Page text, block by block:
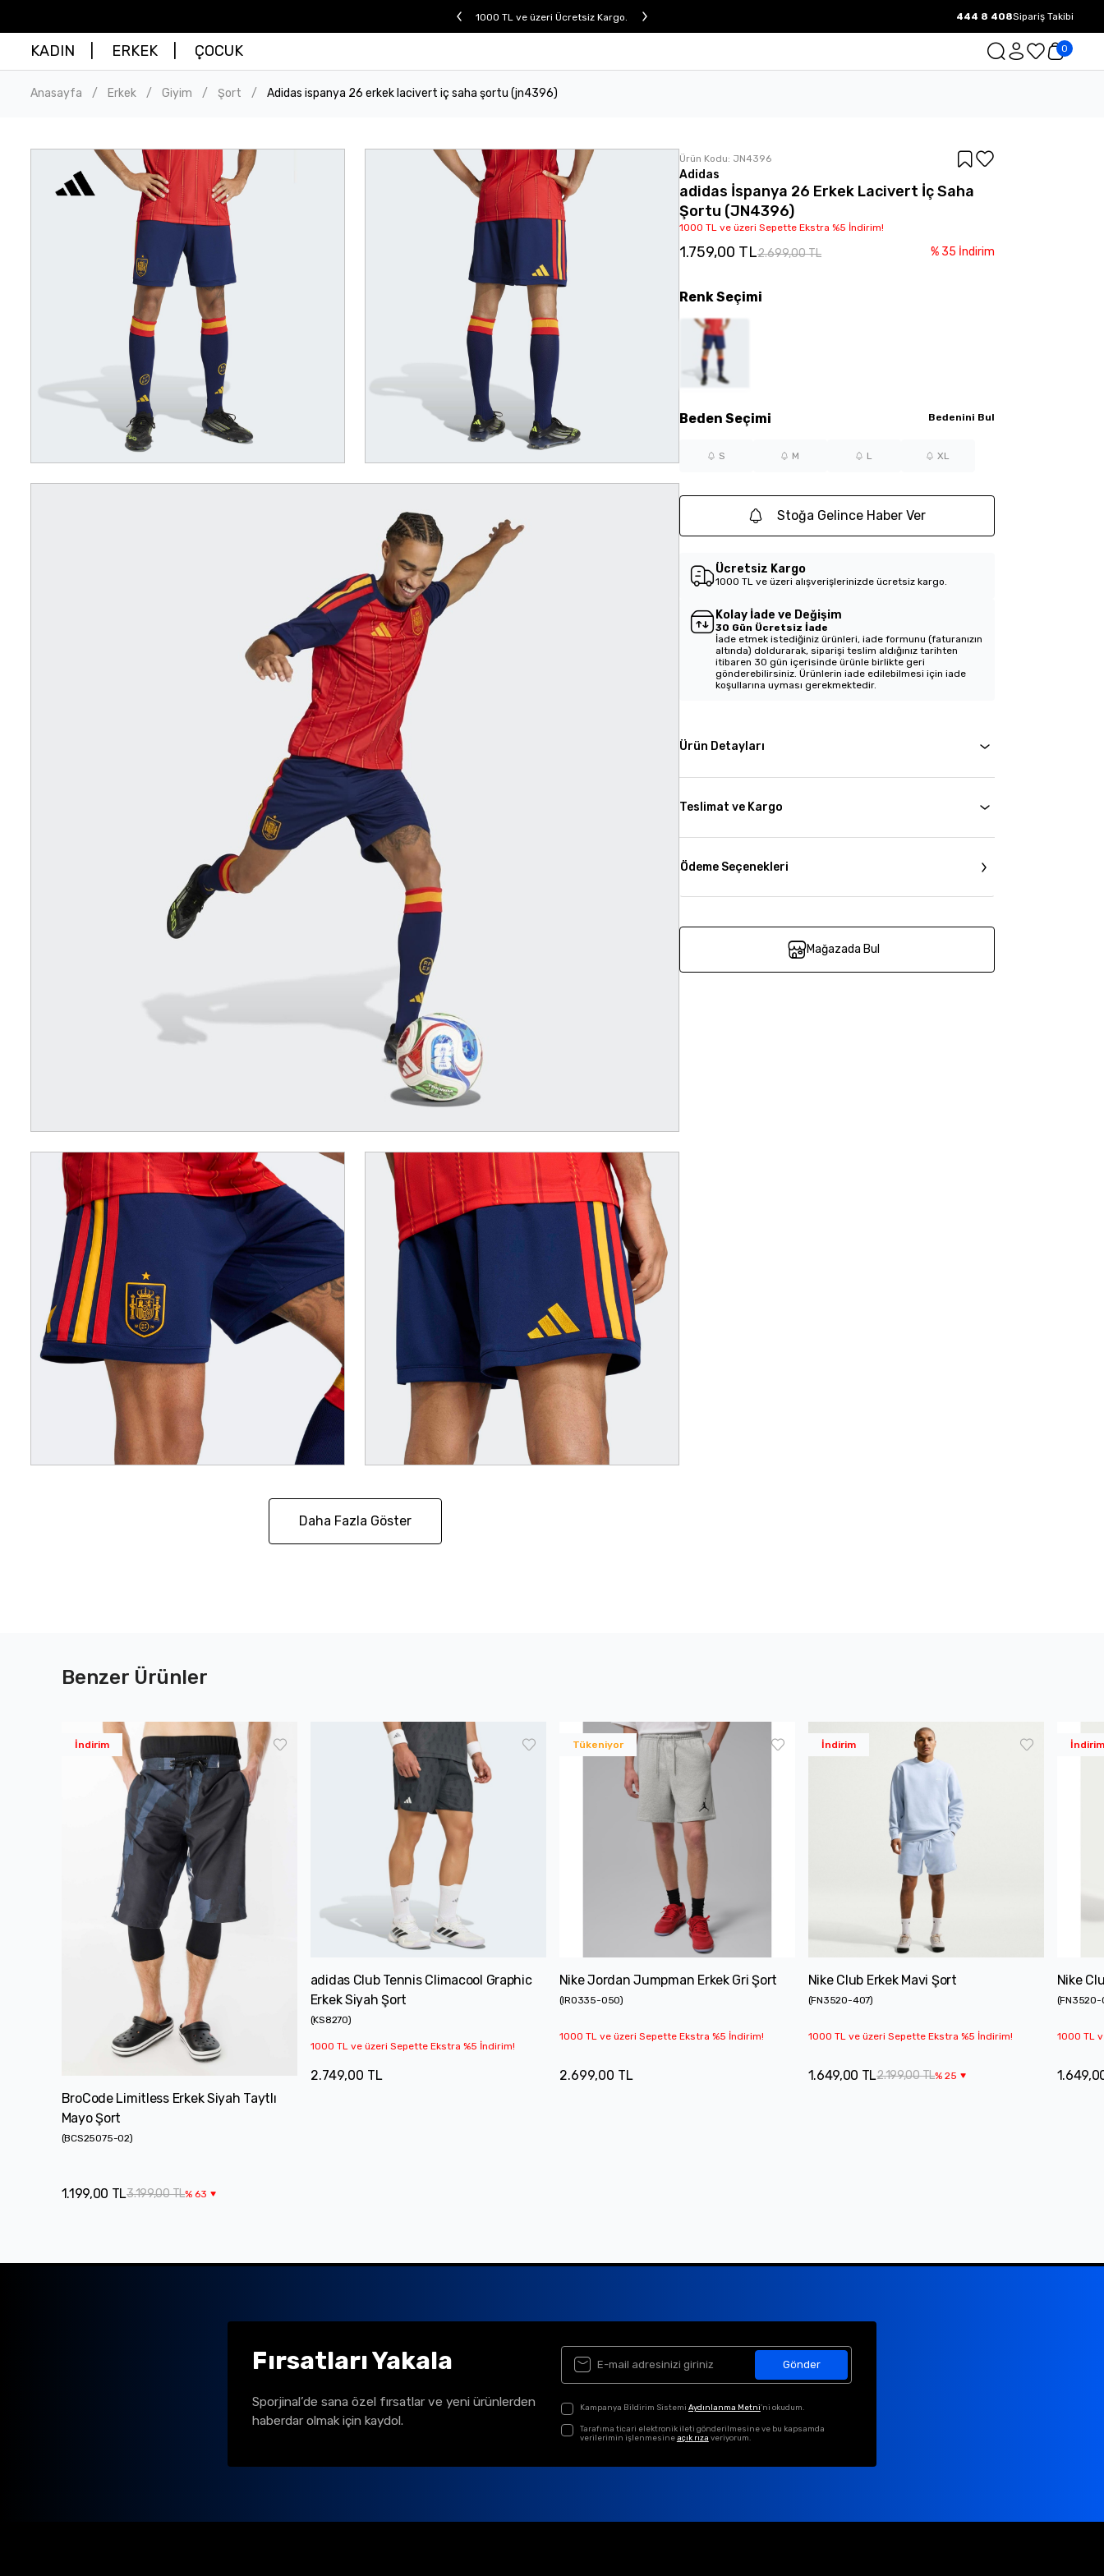
1000 TL ve üzeri Ücretsiz Kargo. 1000 TL ve üzeri Ücretsiz Kargo.
444 8 408Sipariş Takibi
KADIN ERKEK ÇOCUK 0
Anasayfa / Erkek / Giyim / Şort / Adidas ispanya 26 erkek lacivert iç saha şortu (jn4396)
Daha Fazla Göster
Ürün Kodu: JN4396
Adidas
adidas İspanya 26 Erkek Lacivert İç Saha
Şortu (JN4396)
1000 TL ve üzeri Sepette Ekstra %5 İndirim!
1.759,00 TL2.699,00 TL % 35 İndirim
Beden Seçimi Bedenini Bul
S M L XL
RenkSeçimi
Stoğa Gelince Haber Ver
Ücretsiz Kargo
1000 TL ve üzeri alışverişlerinizde ücretsiz kargo.
Kolay İade ve Değişim
30 Gün Ücretsiz İade
İade etmek istediğiniz ürünleri, iade formunu (faturanızın
altında) doldurarak, siparişi teslim aldığınız tarihten
itibaren 30 gün içerisinde ürünle birlikte geri
gönderebilirsiniz. Ürünlerin iade edilebilmesi için iade
koşullarına uyması gerekmektedir.
Ürün Detayları
Teslimat ve Kargo
Ödeme Seçenekleri
Mağazada Bul
Benzer Ürünler
İndirim
BroCode Limitless Erkek Siyah Taytlı
Mayo Şort
(BCS25075-02)
3.199,00 TL%63
1.199,00 TL
adidas Club Tennis Climacool Graphic
Erkek Siyah Şort
(KS8270)
1000 TL ve üzeri Sepette Ekstra %5 İndirim!
2.749,00 TL
Tükeniyor
Nike Jordan Jumpman Erkek Gri Şort
(IR0335-050)
1000 TL ve üzeri Sepette Ekstra %5 İndirim!
2.699,00 TL
İndirim
Nike Club Erkek Mavi Şort
(FN3520-407)
1000 TL ve üzeri Sepette Ekstra %5 İndirim!
2.199,00 TL%25
1.649,00 TL
İndirim
Nike
(FN3520-
1000 TL
Fırsatları Yakala
Sporjinal’de sana özel fırsatlar ve yeni ürünlerden
haberdar olmak için kaydol.
Gönder
Kampanya Bildirim Sistemi Aydınlanma Metni'ni okudum.
Tarafıma ticari elektronik ileti gönderilmesine ve bu kapsamda
verilerimin işlenmesineaçık rıza veriyorum.